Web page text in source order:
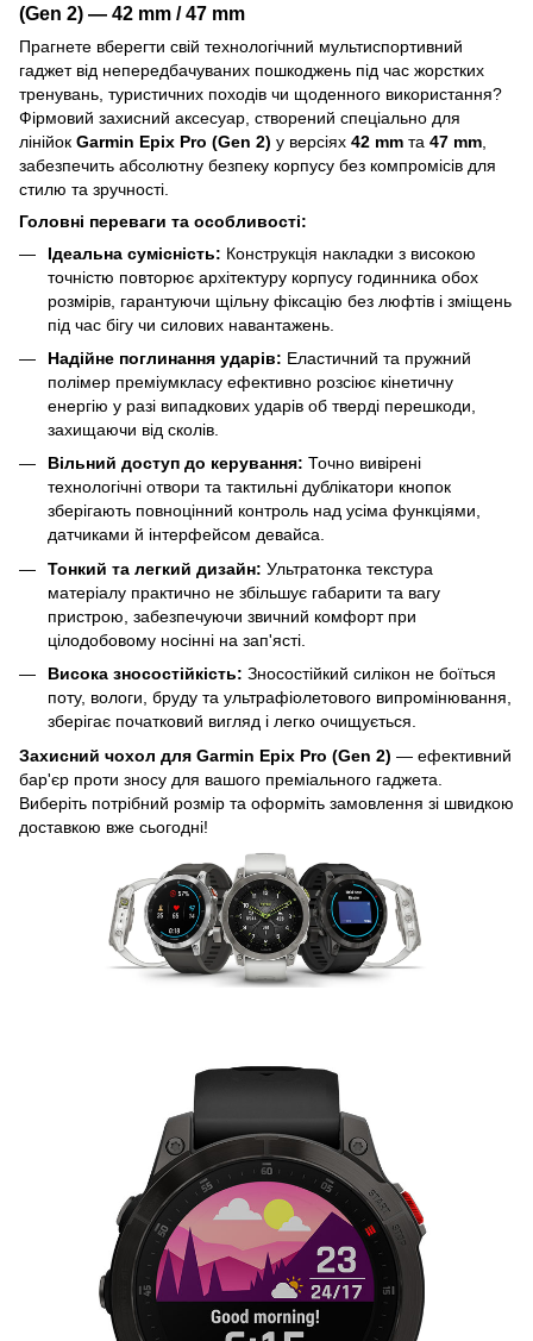
(Gen 2) — 42 mm / 47 mm
Прагнете вберегти свій технологічний мультиспортивний
гаджет від непередбачуваних пошкоджень під час жорстких
тренувань, туристичних походів чи щоденного використання?
Фірмовий захисний аксесуар, створений спеціально для
лінійок Garmin Epix Pro (Gen 2) у версіях 42 mm та 47 mm
забезпечить абсолютну безпеку корпусу без компромісів для
стилю та зручності.
Головні переваги та особливості:
Ідеальна сумісність: Конструкція накладки з високою
точністю повторює архітектуру корпусу годинника обох
розмірів, гарантуючи щільну фіксацію без люфтів і зміщень
під час бігу чи силових навантажень.
Надійне поглинання ударів: Еластичний та пружний
полімер преміумкласу ефективно розсіює кінетичну
енергію у разі випадкових ударів об тверді перешкоди,
захищаючи від сколів.
Вільний доступ до керування: Точно вивірені
технологічні отвори та тактильні дублікатори кнопок
зберігають повноцінний контроль над усіма функціями,
датчиками й інтерфейсом девайса.
Тонкий та легкий дизайн: Ультратонка текстура
матеріалу практично не збільшує габарити та вагу
пристрою, забезпечуючи звичний комфорт при
цілодобовому носінні на зап'ясті.
Висока зносостійкість: Зносостійкий силікон не боїться
поту, вологи, бруду та ультрафіолетового випромінювання,
зберігає початковий вигляд і легко очищується.
Захисний чохол для Garmin Epix Pro (Gen 2) — ефективний
бар'єр проти зносу для вашого преміального гаджета.
Виберіть потрібний розмір та оформіть замовлення зі швидкою
доставкою вже сьогодні!